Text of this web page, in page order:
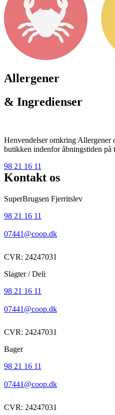
Allergener
& Ingredienser
Henvendelser omkring Allergener
butikken indenfor åbningstiden på
98 21 16 11
Kontakt os
SuperBrugsen Fjerritslev
98 21 16 11
07441@coop.dk
CVR: 24247031
Slagter / Deli
98 21 16 11
07441@coop.dk
CVR: 24247031
Bager
98 21 16 11
07441@coop.dk
CVR: 24247031